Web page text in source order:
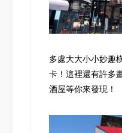
多處大大小小妙趣
卡！這裡還有許多
酒屋等你來發現！